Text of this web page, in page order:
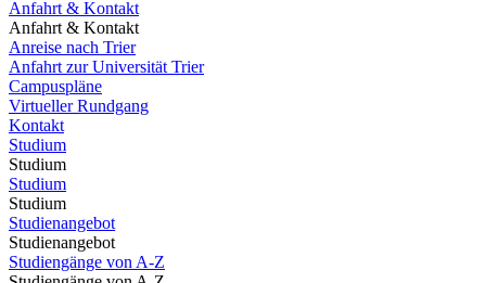
Anfahrt & Kontakt
Anfahrt & Kontakt
Anreise nach Trier
Anfahrt zur Universität Trier
Campuspläne
Virtueller Rundgang
Kontakt
Studium
Studium
Studium
Studium
Studienangebot
Studienangebot
Studiengänge von A-Z